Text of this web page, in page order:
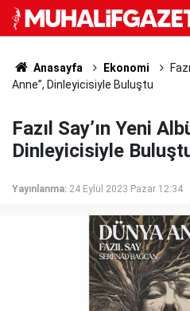
Anasayfa Ekonomi
Anne”, Dinleyicisiyle Buluştu
Fazıl Say’ın Yeni
Dinleyicisiyle
Yayınlanma: 24 Eylül 2023 Pazar 12:34